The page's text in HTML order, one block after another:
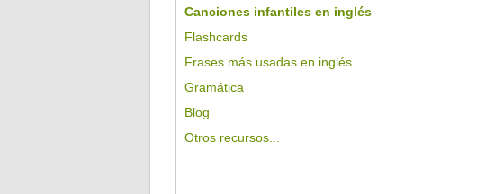
Canciones infantiles en inglés
Flashcards
Frases más usadas en inglés
Gramática
Blog
Otros recursos...